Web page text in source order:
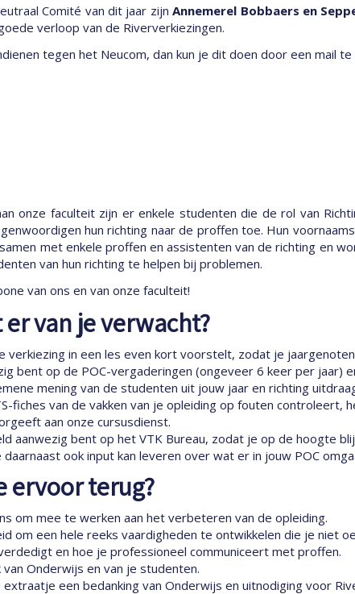
Comité van dit jaar zijnAnnemerel Bobbaers en
verloop van de Riververkiezingen.
tegen het Neucom, dan kun je dit doen door een mail
onze faculteit zijn er enkele studenten die de rol van
hun richting naar de proffen toe. Hun
met enkele proffen en assistenten van de richting en
van hun richting te helpen bij problemen.
van ons en van onze faculteit!
van je verwacht?
verkiezing in een les even kort voorstelt, zodat je
bent op de POC-vergaderingen (ongeveer 6 keer per jaar)
mening van de studenten uit jouw jaar en richting
fiches van de vakken van je opleiding op fouten
aan onze cursusdienst.
aanwezig bent op het VTK Bureau, zodat je op de hoogte
daarnaast ook input kan leveren over wat er in jouw POC
ervoor terug?
om mee te werken aan het verbeteren van de opleiding.
om een hele reeks vaardigheden te ontwikkelen die je niet
en hoe je professioneel communiceert met proffen.
van Onderwijs en van je studenten.
een bedanking van Onderwijs en uitnodiging voor